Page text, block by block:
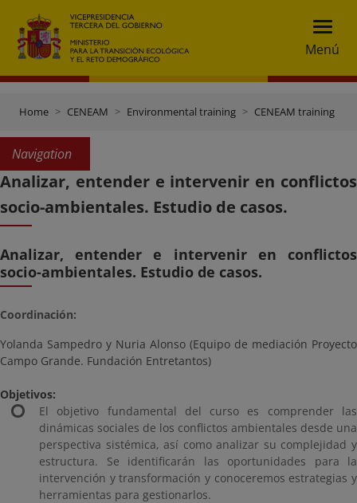
Menú
Home CENEAM Environmental training CENEAM training
Navigation
Analizar, entender e intervenir en conflictos
socio-ambientales. Estudio de casos.
Analizar, entender e intervenir en conflictos
socio-ambientales. Estudio de casos.
Coordinación:
Yolanda Sampedro y Nuria Alonso (Equipo de mediación Proyecto
Campo Grande. Fundación Entretantos)
Objetivos:
El objetivo fundamental del curso es comprender las
dinámicas sociales de los conflictos ambientales desde una
perspectiva sistémica, así como analizar su complejidad y
estructura. Se identificarán las oportunidades para la
intervención y transformación y conoceremos estrategias y
herramientas para gestionarlos.